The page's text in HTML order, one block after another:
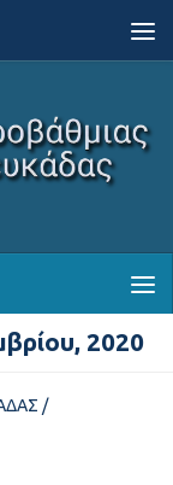
2020
/